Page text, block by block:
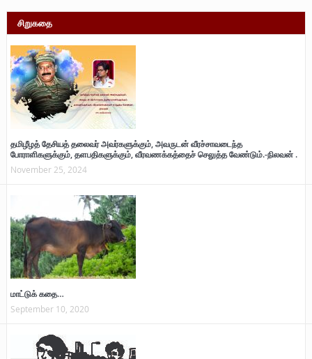
சிறுகதை
தமிழீழத் தேசியத் தலைவர் அவர்களுக்கும், அவருடன் வீரச்சாவடைந்த
போராளிகளுக்கும், தளபதிகளுக்கும், வீரவணக்கத்தைச் செலுத்த வேண்டும்.-நிலவன் .
November 25, 2024
மாட்டுக் கதை…
September 10, 2020